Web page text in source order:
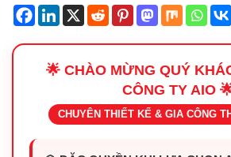
🌟 CHÀO MỪNG QUÝ
CÔNG TY AIO
CHUYÊN THIẾT KẾ & GIA CÔNG